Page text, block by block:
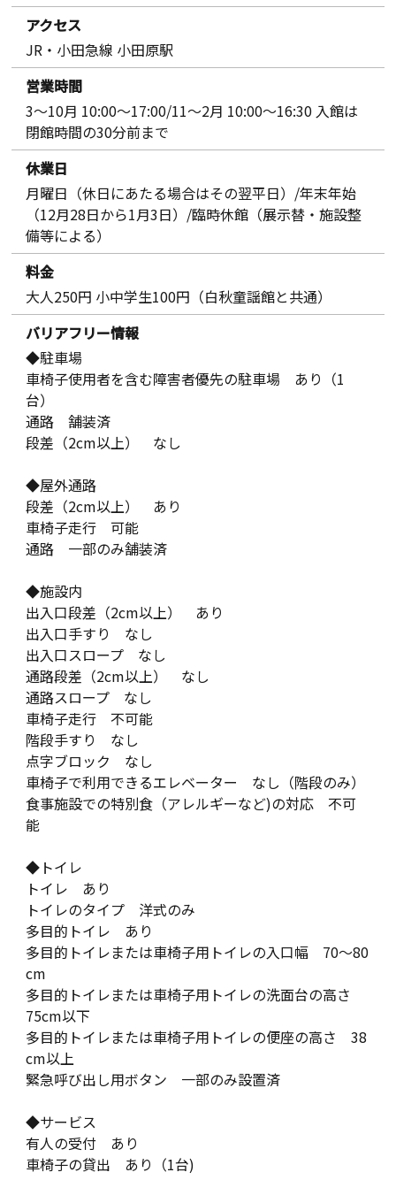
アクセス
JR・小田急線 小田原駅
営業時間
3～10月 10:00～17:00/11～2月 10:00～16:30 入館は
閉館時間の30分前まで
休業日
月曜日（休日にあたる場合はその翌平日）/年末年始
（12月28日から1月3日）/臨時休館（展示替・施設整
備等による）
料金
大人250円 小中学生100円（白秋童謡館と共通）
バリアフリー情報
◆駐車場
車椅子使用者を含む障害者優先の駐車場 あり（1
台）
通路 舗装済
段差（2cm以上） なし
◆屋外通路
段差（2cm以上） あり
車椅子走行 可能
通路 一部のみ舗装済
◆施設内
出入口段差（2cm以上） あり
出入口手すり なし
出入口スロープ なし
通路段差（2cm以上） なし
通路スロープ なし
車椅子走行 不可能
階段手すり なし
点字ブロック なし
車椅子で利用できるエレベーター なし（階段のみ）
食事施設での特別食（アレルギーなど)の対応 不可
能
◆トイレ
トイレ あり
トイレのタイプ 洋式のみ
多目的トイレ あり
多目的トイレまたは車椅子用トイレの入口幅 70～80
cm
多目的トイレまたは車椅子用トイレの洗面台の高さ
75cm以下
多目的トイレまたは車椅子用トイレの便座の高さ 38
cm以上
緊急呼び出し用ボタン 一部のみ設置済
◆サービス
有人の受付 あり
車椅子の貸出 あり（1台)